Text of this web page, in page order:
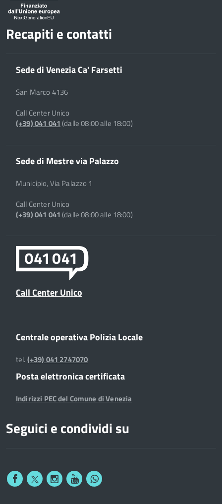
Recapiti e contatti
Sede di Venezia Ca' Farsetti
San Marco 4136
Call Center Unico
(+39) 041 041(dalle 08:00 alle 18:00)
Sede di Mestre via Palazzo
Municipio, Via Palazzo 1
Call Center Unico
(+39) 041 041(dalle 08:00 alle 18:00)
Call Center Unico
Centrale operativa Polizia Locale
tel.(+39) 041 2747070
Posta elettronica certificata
Indirizzi PEC del Comune di Venezia
Seguici e condividi su